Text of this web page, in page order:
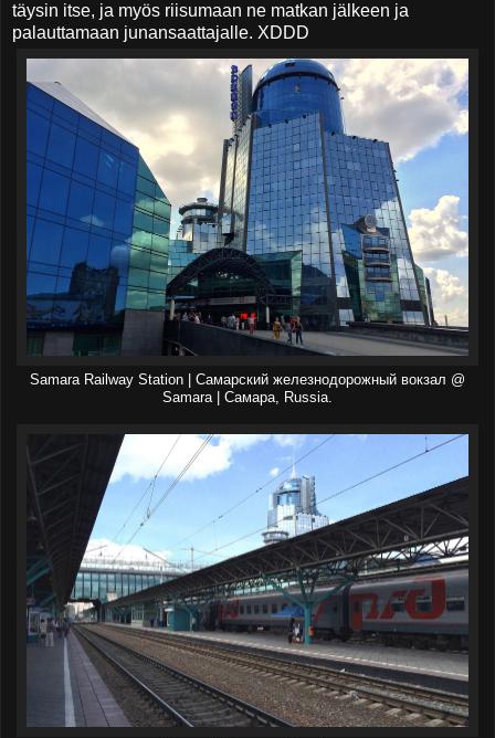
täysin itse, ja myös riisumaan ne matkan jälkeen ja
palauttamaan junansaattajalle. XDDD
Samara Railway Station | Самарский железнодорожный вокзал @
Samara | Самара, Russia.